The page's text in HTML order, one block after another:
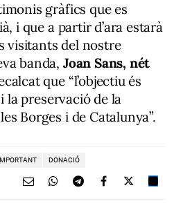
gràfics que es
i que a partir d’ara estarà
visitants del nostre
banda, Joan Sans, nét
que “l’objectiu és
preservació de la
Borges i de Catalunya”.
DONACIÓ